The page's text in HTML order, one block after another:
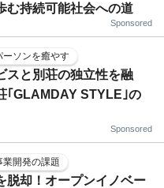
む持続可能社会への道
Sponsored
ーソンを癒やす
スと別荘の独立性を融
｢GLAMDAY STYLE｣の
Sponsored
業開発の課題
脱却！オープンイノベー